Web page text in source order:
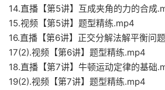
14.直播【第5讲】互成夹角的力的合成
15.视频【第5讲】题型精练.mp4
16.直播【第6讲】正交分解法解平衡问
17(2).视频【第6讲】题型精练.mp4
18.直播【第7讲】牛顿运动定律的基础
19(2).视频【第7讲】题型精练.mp4